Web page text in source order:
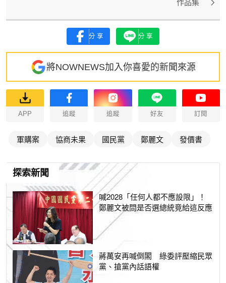
作品集
分享 分享
將NOWNEWS加入你喜愛的新聞來源
APP 追蹤 追蹤 好友 訂閱
軍購案 協商未果 國民黨 鄭麗文 發價書
探索新聞
喊2028「任何人都不應設限」！
鄭麗文被問是否選總統竟給這反應
蔣萬安再喊倒閣 綠委評壓縮民眾
黨、搶黨內話語權